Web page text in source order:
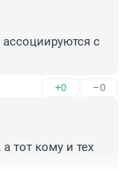
с
+0 –0
тот кому и тех